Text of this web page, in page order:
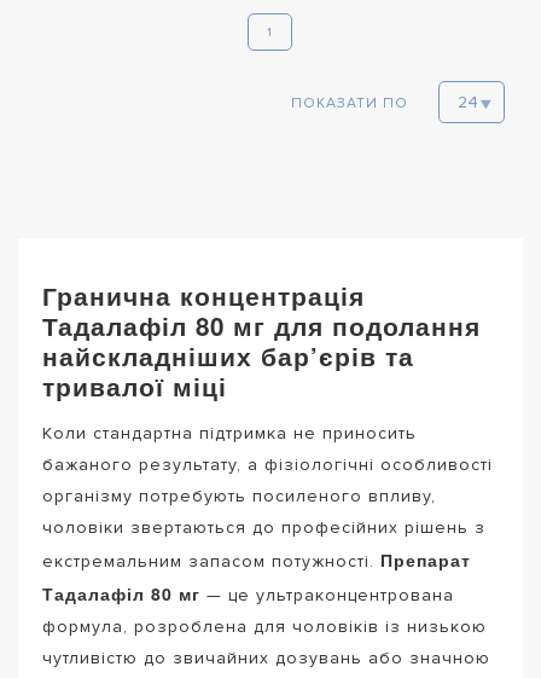
1
ПОКАЗАТИ ПО
Гранична концентрація
Тадалафіл 80 мг для подолання
найскладніших бар’єрів та
тривалої міці
Коли стандартна підтримка не приносить
бажаного результату, а фізіологічні особливості
організму потребують посиленого впливу,
чоловіки звертаються до професійних рішень з
екстремальним запасом потужності. Препарат
Тадалафіл 80 мг — це ультраконцентрована
формула, розроблена для чоловіків із низькою
чутливістю до звичайних дозувань або значною